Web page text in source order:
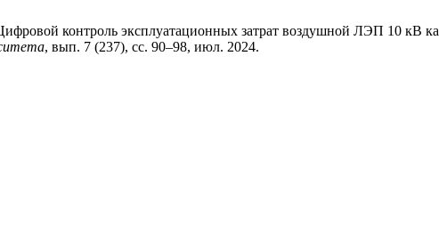
контроль эксплуатационных затрат воздушной ЛЭП 10 кВ
, вып. 7 (237), сс. 90–98, июл. 2024.